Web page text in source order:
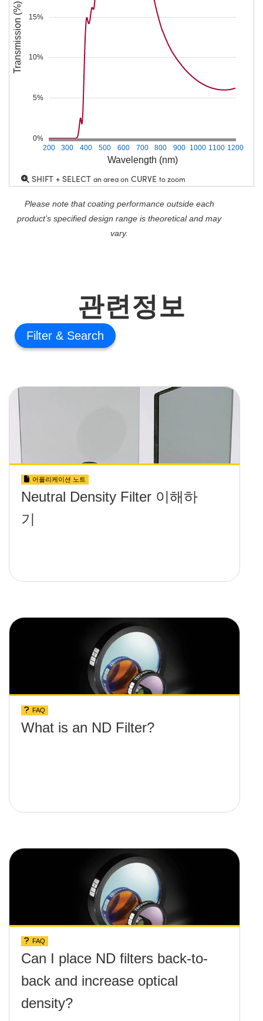
Wavelength (nm)
200 300 400 500 600 700 800 900 1000 1100 1200
0%
5%
10%
15%
Transmission (%)
SHIFT + SELECT an area on CURVE to zoom
Please note that coating performance outside each
product’s specified design range is theoretical and may
vary.
관련정보
Filter
어플리케이션 노트
Neutral Density Filter 이해하
기
FAQ
What is an ND Filter?
FAQ
Can I place ND filters back-to-
back and increase optical
density?